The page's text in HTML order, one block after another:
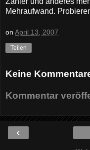
Mehraufwand.
on April 13, 2007
Teilen
Keine
Kommentar
‹